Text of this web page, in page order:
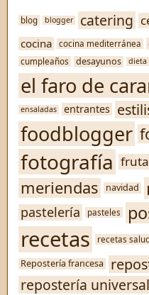
blog blogger catering
cocina cocina mediterránea
cumpleaños desayunos dieta
el faro de
ensaladas entrantes
foodblogger
fotografía
meriendas navidad
pastelería pasteles
recetas recetas
Repostería francesa
repostería universal